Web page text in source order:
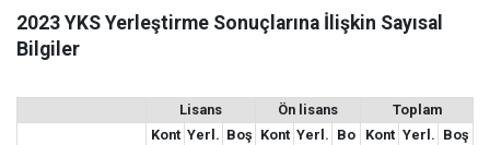
2023 YKS Yerleştirme Sonuçlarına İlişkin Sayısal
Bilgiler
Lisans Ön lisans
Toplam
Kont Yerl. Boş Kont Yerl. Bo
Kont Yerl. Boş